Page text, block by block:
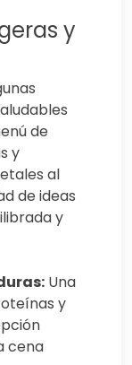
y
de
y
al
de ideas
y
Una
y
cena